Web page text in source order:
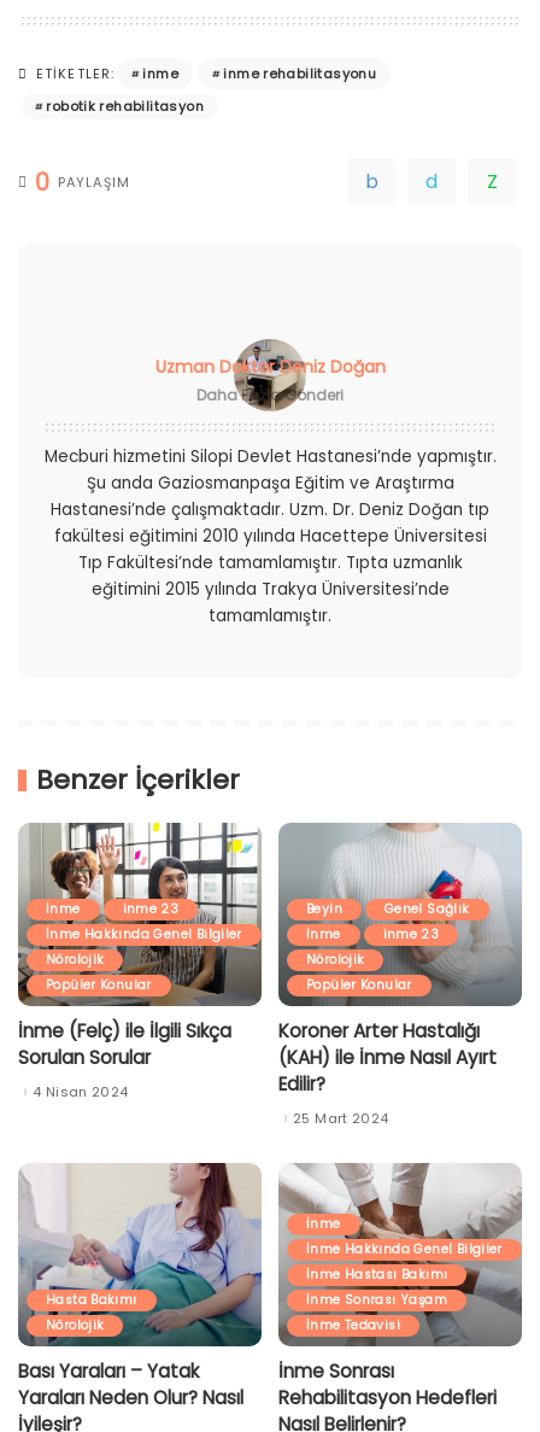
ETIKETLER: inme
inme rehabilitasyonu
robotik rehabilitasyon
0 PAYLAŞIM
Uzman Doktor Deniz Doğan
Daha Fazla Gönderi
Mecburi hizmetini Silopi Devlet Hastanesi’nde yapmıştır.
Şu anda Gaziosmanpaşa Eğitim ve Araştırma
Hastanesi’nde çalışmaktadır. Uzm. Dr. Deniz Doğan tıp
fakültesi eğitimini 2010 yılında Hacettepe Üniversitesi
Tıp Fakültesi’nde tamamlamıştır. Tıpta uzmanlık
eğitimini 2015 yılında Trakya Üniversitesi’nde
tamamlamıştır.
Benzer İçerikler
İnme
inme 23
İnme Hakkında Genel Bilgiler
Nörolojik
Popüler Konular
İnme (Felç) ile İlgili Sıkça
Sorulan Sorular
4 Nisan 2024
Beyin
Genel Sağlık
İnme
inme 23
Nörolojik
Popüler Konular
Koroner Arter Hastalığı
(KAH) ile İnme Nasıl Ayırt
Edilir?
25 Mart 2024
Hasta Bakımı
Nörolojik
Bası Yaraları – Yatak
Yaraları Neden Olur? Nasıl
İyileşir?
İnme
İnme Hakkında Genel Bilgiler
İnme Hastası Bakımı
İnme Sonrası Yaşam
İnme Tedavisi
İnme Sonrası
Rehabilitasyon Hedefleri
Nasıl Belirlenir?